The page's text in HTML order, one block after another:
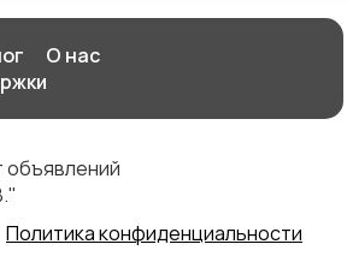
О нас
объявлений
Политика конфиденциальности